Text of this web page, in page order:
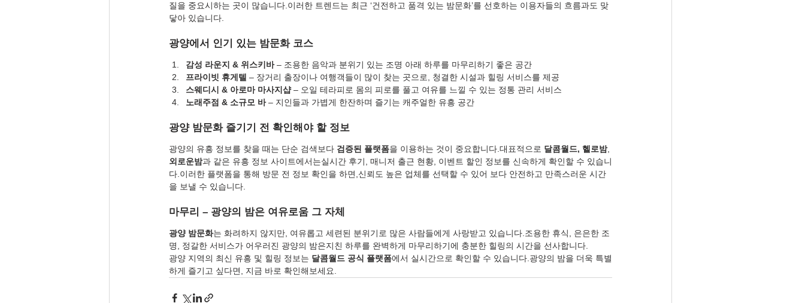
질을 중요시하는 곳이 많습니다.이러한 트렌드는 최근 ‘건전하고 품격 있는 밤문화’를 선호하는 이용자들의 흐름과도 맞
닿아 있습니다.
광양에서 인기 있는 밤문화 코스
감성 라운지 & 위스키바 – 조용한 음악과 분위기 있는 조명 아래 하루를 마무리하기 좋은 공간
프라이빗 휴게텔 – 장거리 출장이나 여행객들이 많이 찾는 곳으로, 청결한 시설과 힐링 서비스를 제공
스웨디시 & 아로마 마사지샵 – 오일 테라피로 몸의 피로를 풀고 여유를 느낄 수 있는 정통 관리 서비스
노래주점 & 소규모 바 – 지인들과 가볍게 한잔하며 즐기는 캐주얼한 유흥 공간
광양 밤문화 즐기기 전 확인해야 할 정보
광양의 유흥 정보를 찾을 때는 단순 검색보다 검증된 플랫폼을 이용하는 것이 중요합니다.대표적으로 달콤월드, 헬로밤,
외로운밤과 같은 유흥 정보 사이트에서는실시간 후기, 매니저 출근 현황, 이벤트 할인 정보를 신속하게 확인할 수 있습니
다.이러한 플랫폼을 통해 방문 전 정보 확인을 하면,신뢰도 높은 업체를 선택할 수 있어 보다 안전하고 만족스러운 시간
을 보낼 수 있습니다.
마무리 – 광양의 밤은 여유로움 그 자체
광양 밤문화는 화려하지 않지만, 여유롭고 세련된 분위기로 많은 사람들에게 사랑받고 있습니다.조용한 휴식, 은은한 조
명, 정갈한 서비스가 어우러진 광양의 밤은지친 하루를 완벽하게 마무리하기에 충분한 힐링의 시간을 선사합니다.
광양 지역의 최신 유흥 및 힐링 정보는 달콤월드 공식 플랫폼에서 실시간으로 확인할 수 있습니다.광양의 밤을 더욱 특별
하게 즐기고 싶다면, 지금 바로 확인해보세요.